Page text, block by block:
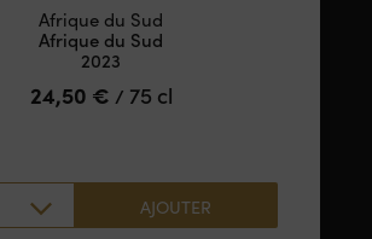
Afrique du Sud
Afrique du Sud
2023
24,50 € / 75 cl
AJOUTER